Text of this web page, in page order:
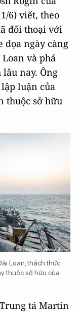
6) viết, theo
đối thoại với
dọa ngày càng
và phá
nay. Ông
luận của
thuộc sở hữu
Loan, thách thức
thuộc sở hữu của
tá Martin